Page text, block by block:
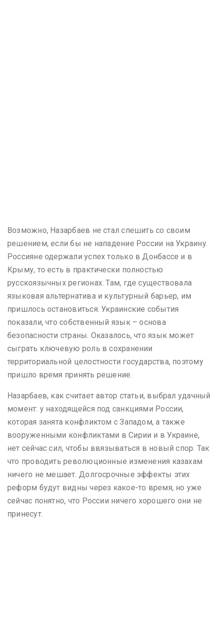
Возможно, Назарбаев не стал спешить со своим
решением, если бы не нападение России на Украину.
Россияне одержали успех только в Донбассе и в
Крыму, то есть в практически полностью
русскоязычных регионах. Там, где существовала
языковая альтернатива и культурный барьер, им
пришлось остановиться. Украинские события
показали, что собственный язык – основа
безопасности страны. Оказалось, что язык может
сыграть ключевую роль в сохранении
территориальной целостности государства, поэтому
пришло время принять решение.
Назарбаев, как считает автор статьи, выбрал удачный
момент: у находящейся под санкциями России,
которая занята конфликтом с Западом, а также
вооруженными конфликтами в Сирии и в Украине,
нет сейчас сил, чтобы ввязываться в новый спор. Так
что проводить революционные изменения казахам
ничего не мешает. Долгосрочные эффекты этих
реформ будут видны через какое-то время, но уже
сейчас понятно, что России ничего хорошего они не
принесут.